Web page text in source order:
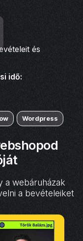
és
idő:
Wordpress
a webáruházak
a bevételeiket